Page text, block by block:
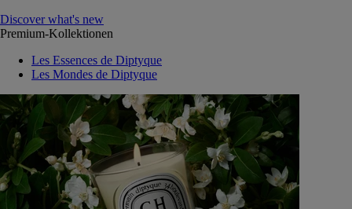
Discover what's new
Premium-Kollektionen
Les Essences de Diptyque
Les Mondes de Diptyque